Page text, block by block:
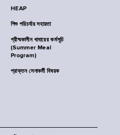
HEAP
শিশু পরিচর্যার সহায়তা
গ্রীষ্মকালীন খাবারের কর্মসূচি
(Summer Meal
Program)
প্রাক্তন সেনাকর্মী বিষয়ক